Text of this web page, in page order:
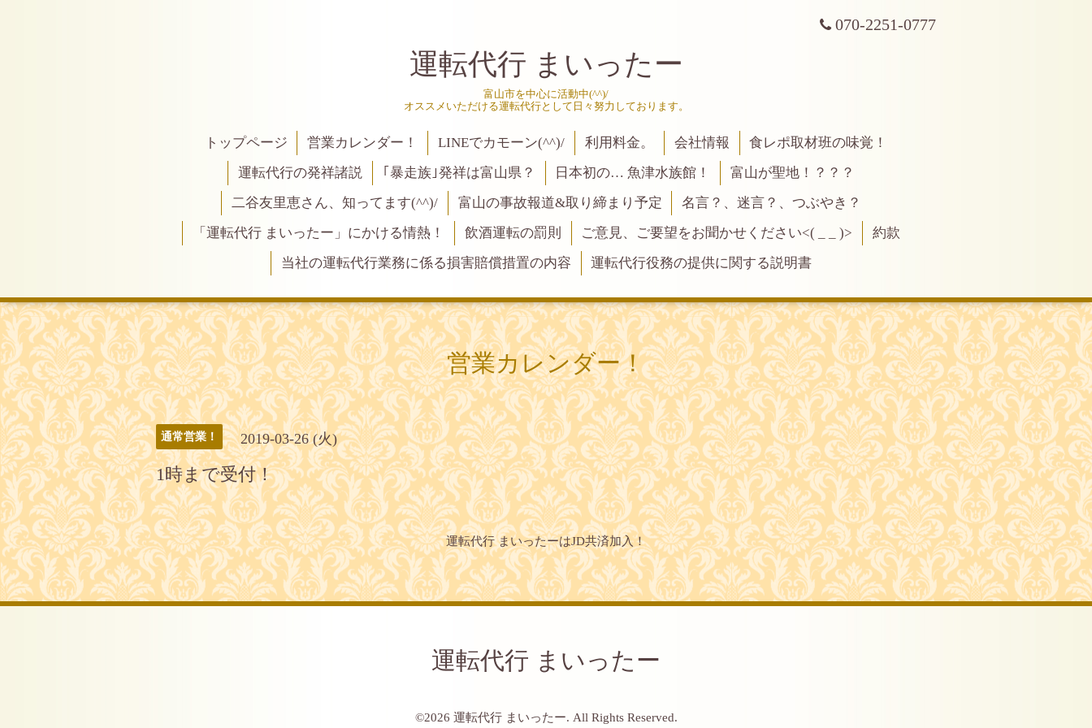
070-2251-0777
運転代行 まいったー
富山市を中心に活動中(^^)/
オススメいただける運転代行として日々努力しております。
トップページ 営業カレンダー！ LINEでカモーン(^^)/ 利用料金。 会社情報
食レポ取材班の味覚！
運転代行の発祥諸説
｢暴走族｣発祥は富山県？ 日本初の… 魚津水族館！
富山が聖地！？？？
二谷友里恵さん、知ってます(^^)/
富山の事故報道&取り締まり予定
名言？、迷言？、つぶやき？
「運転代行 まいったー」にかける情熱！
飲酒運転の罰則 ご意見、ご要望をお聞かせください<( _ _ )>
約款
当社の運転代行業務に係る損害賠償措置の内容
運転代行役務の提供に関する説明書
営業カレンダー！
通常営業！ 2019-03-26 (火)
1時まで受付！
運転代行 まいったーはJD共済加入！
運転代行 まいったー
©2026 運転代行 まいったー. All Rights Reserved.